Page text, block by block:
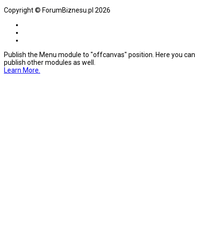
Copyright © ForumBiznesu.pl 2026
Publish the Menu module to "offcanvas" position. Here you can
publish other modules as well.
Learn More.